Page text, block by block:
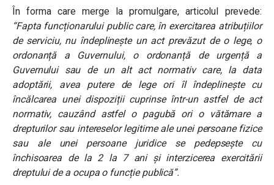
În forma care merge la promulgare, articolul prevede:
“Fapta funcționarului public care, în exercitarea atribuțiilor
de serviciu, nu îndeplinește un act prevăzut de o lege, o
ordonanță a Guvernului, o ordonanță de urgență a
Guvernului sau de un alt act normativ care, la data
adoptării, avea putere de lege ori îl îndeplinește cu
încălcarea unei dispoziții cuprinse într-un astfel de act
normativ, cauzând astfel o pagubă ori o vătămare a
drepturilor sau intereselor legitime ale unei persoane fizice
sau ale unei persoane juridice se pedepsește cu
închisoarea de la 2 la 7 ani şi interzicerea exercitării
dreptului de a ocupa o funcție publică”.